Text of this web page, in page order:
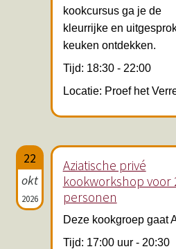
kookcursus ga je de
kleurrijke en
keuken ontdekken.
Tijd: 18:30 - 22:00
Locatie: Proef het
22
okt
2026
Aziatische privé
kookworkshop voor
personen
Deze kookgroep gaat
Tijd: 17:00 uur - 20:30